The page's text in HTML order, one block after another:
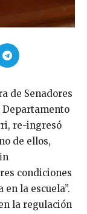
de Senadores
Departamento
re-ingresó
de ellos,
condiciones
la escuela”.
la regulación